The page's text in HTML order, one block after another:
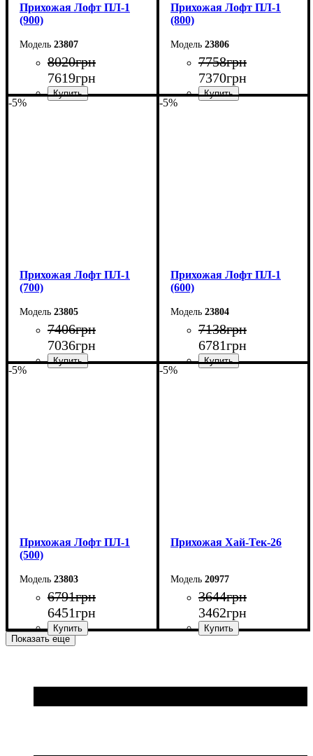
Прихожая Лофт ПЛ-1
(900)
23807
8020грн
7619грн
Прихожая Лофт ПЛ-1
(800)
23806
7758грн
7370грн
-5%
Прихожая Лофт ПЛ-1
(700)
23805
7406грн
7036грн
-5%
Прихожая Лофт ПЛ-1
(600)
23804
7138грн
6781грн
-5%
Прихожая Лофт ПЛ-1
(500)
23803
6791грн
6451грн
Глубина: 35 см
-5%
Прихожая Хай-Тек-26
20977
3644грн
3462грн
Глубина: 30 см
Показать еще